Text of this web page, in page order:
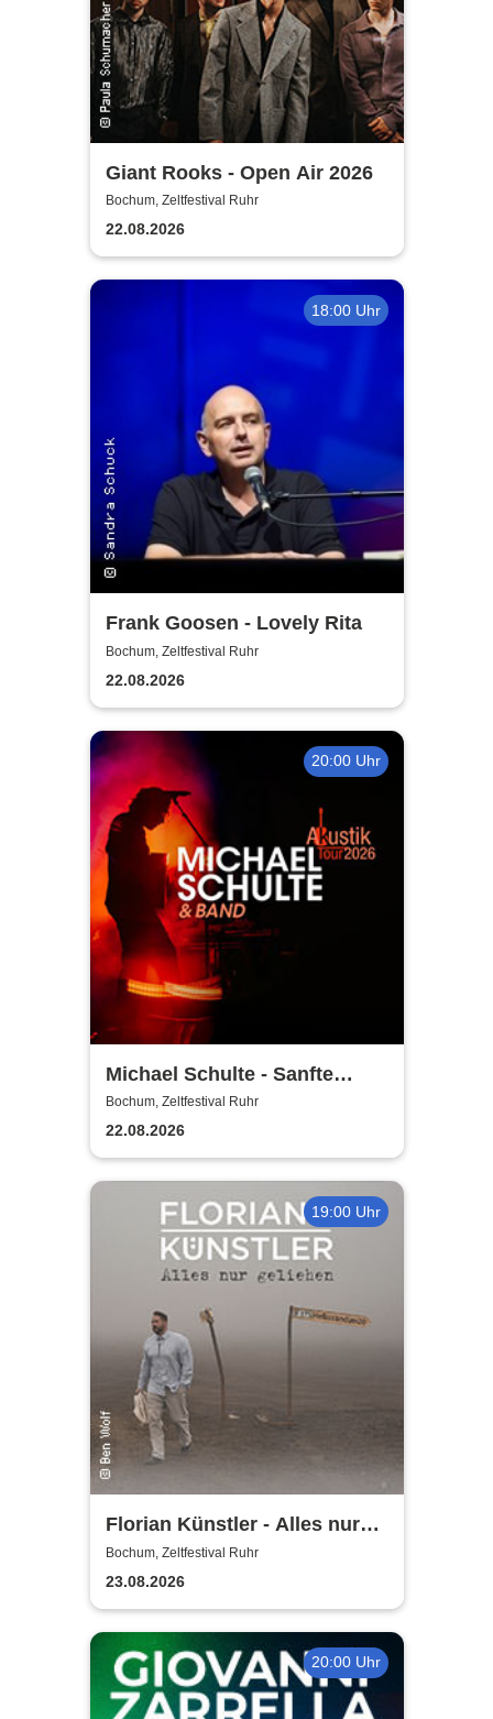
Giant Rooks - Open Air 2026
Bochum, Zeltfestival Ruhr
22.08.2026
18:00 Uhr
Frank Goosen - Lovely Rita
Bochum, Zeltfestival Ruhr
22.08.2026
20:00 Uhr
Michael Schulte - Sanfte
Töne, besondere Orte Tour
2026
Bochum, Zeltfestival Ruhr
22.08.2026
19:00 Uhr
Florian Künstler - Alles nur
geliehen - Tour 2026/2027
Bochum, Zeltfestival Ruhr
23.08.2026
20:00 Uhr